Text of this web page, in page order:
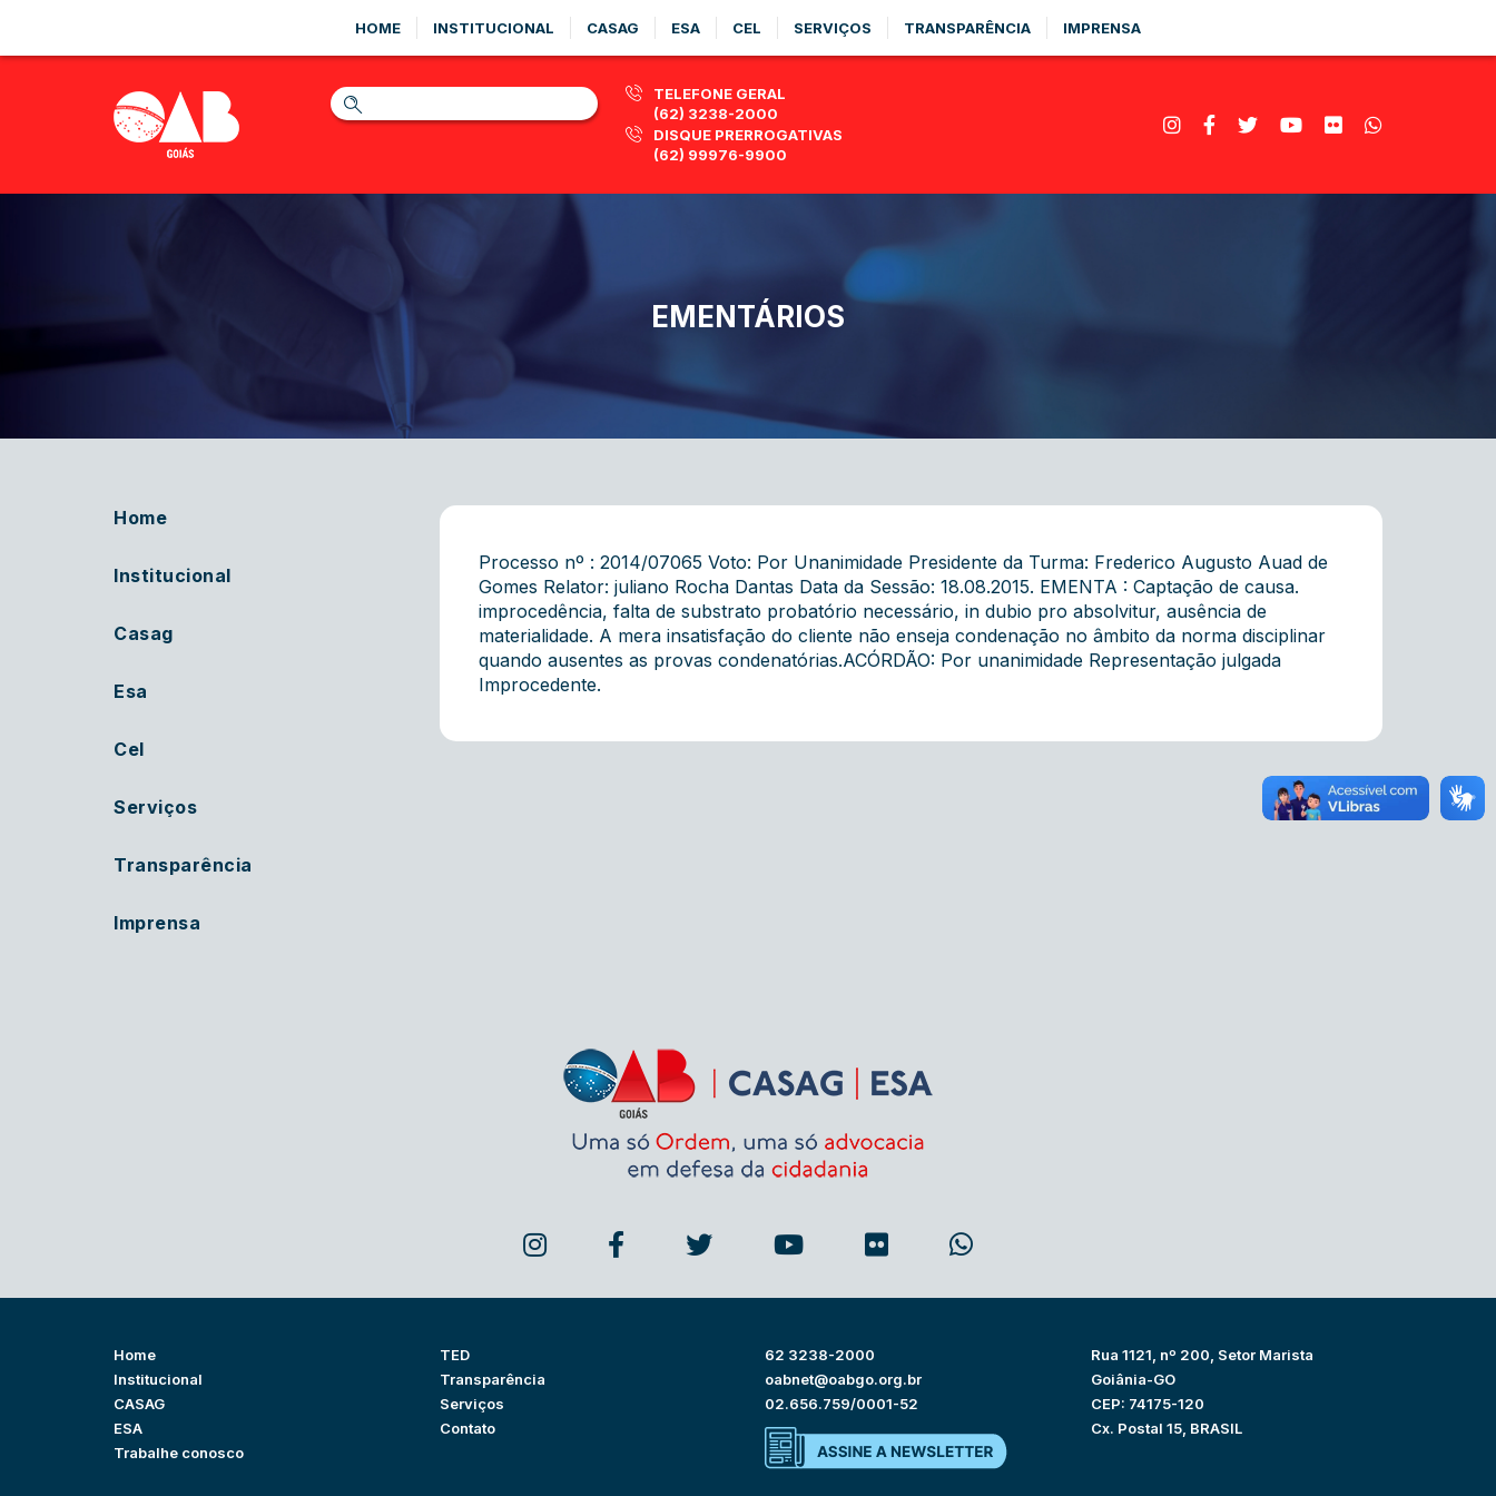
HOME INSTITUCIONAL CASAG ESA CEL SERVIÇOS TRANSPARÊNCIA IMPRENSA
TELEFONE GERAL
(62) 3238-2000
DISQUE PRERROGATIVAS
(62) 99976-9900
EMENTÁRIOS
Home
Institucional
Casag
Esa
Cel
Serviços
Transparência
Imprensa
Processo nº : 2014/07065 Voto: Por Unanimidade Presidente da Turma: Frederico Augusto Auad de
Gomes Relator: juliano Rocha Dantas Data da Sessão: 18.08.2015. EMENTA : Captação de causa.
improcedência, falta de substrato probatório necessário, in dubio pro absolvitur, ausência de
materialidade. A mera insatisfação do cliente não enseja condenação no âmbito da norma disciplinar
quando ausentes as provas condenatórias.ACÓRDÃO: Por unanimidade Representação julgada
Improcedente.
Home
Institucional
CASAG
ESA
Trabalhe conosco
TED
Transparência
Serviços
Contato
62 3238-2000
oabnet@oabgo.org.br
02.656.759/0001-52
Rua 1121, nº 200, Setor Marista
Goiânia-GO
CEP: 74175-120
Cx. Postal 15, BRASIL